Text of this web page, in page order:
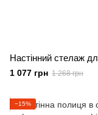
1 077 грн 1 268 грн
−15%